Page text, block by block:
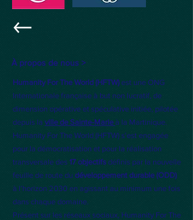
À propos de nous >
Humanity For The World (HFTW) est une ONG
Internationale française à but non lucratif, de
dimension opérative et spéculative initiée, pilotée
depuis la ville de Sainte-Marie à la Martinique.
Humanity For The World (HFTW) s'est engagée
pour la démocratisation et pour la réalisation
transversale des 17 objectifs définis par la nouvelle
feuille de route du développement durable (ODD)
à l’horizon 2030 en agissant au minimum une fois
dans chaque domaine.
Présent sur les réseaux sociaux, Humanity For The